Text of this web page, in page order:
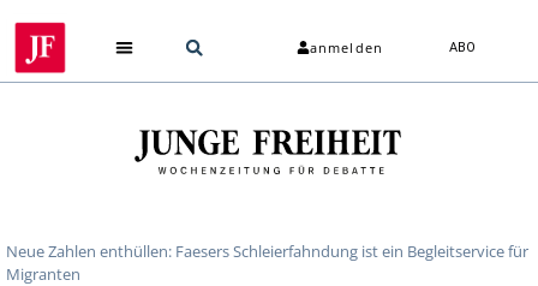
anmelden ABO
Neue Zahlen enthüllen: Faesers Schleierfahndung ist ein Begleitservice für
Migranten